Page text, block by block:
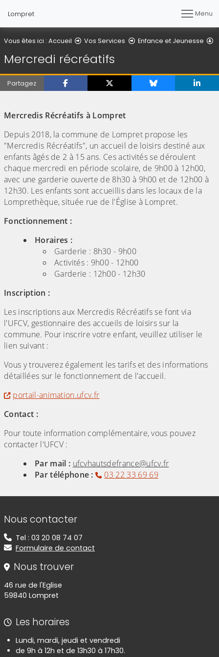
Lompret Menu
Vous êtes ici : Accueil Vos Services Enfance et Jeunesse
Mercredi récréatifs
Partagez
Mercredis Récréatifs à Lompret
Depuis 2018, la commune de Lompret propose les
"Mercredis Récréatifs", un accueil de loisirs destiné aux
enfants âgés de 2 à 15 ans. Ces activités se déroulent
chaque mercredi en période scolaire, de 9h00 à 12h00,
avec une garderie ouverte de 8h30 à 9h00 et de 12h00 à
12h30. Les enfants sont accueillis dans les locaux de la
Lomprethèque, située rue de l'Église à Lompret.
Fonctionnement :
Horaires :
Garderie : 8h30 - 9h00
Activités : 9h00 - 12h00
Garderie : 12h00 - 12h30
Inscription :
Les inscriptions aux Mercredis Récréatifs se font via
l'UFCV, gestionnaire des accueils de loisirs sur la
commune. Pour inscrire votre enfant, veuillez utiliser le
lien suivant :
Vous y trouverez également les tarifs et des informations
détaillées sur le fonctionnement de l'accueil.
portail-animation.ufcv.fr
Contact :
Pour toute information complémentaire, vous pouvez
contacter l'UFCV :
Par mail : ufcvhautsdefrance@ufcv.fr
Par téléphone :
03 22 33 69 69
Informations de contact
Nous contacter
Tel : 03 20 08 74 07
Formulaire de contact
Nous trouver
46 rue de l'Eglise
59840 Lompret
Les horaires
Lundi, mardi, jeudi et vendredi
de 9h à 12h et de 13h30 à 17h30.